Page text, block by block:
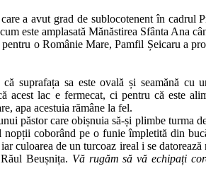
a avut grad de sublocotenent în cadrul
este amplasată Mănăstirea Sfânta Ana
o Românie Mare, Pamfil Șeicaru a
suprafața sa este ovală și seamănă cu
lac e fermecat, ci pentru că este
apa acestuia rămâne la fel.
păstor care obișnuia să-și plimbe turma
coborând pe o funie împletită din
culoarea de un turcoaz ireal i se
Beușnița. Vă rugăm să vă echipați